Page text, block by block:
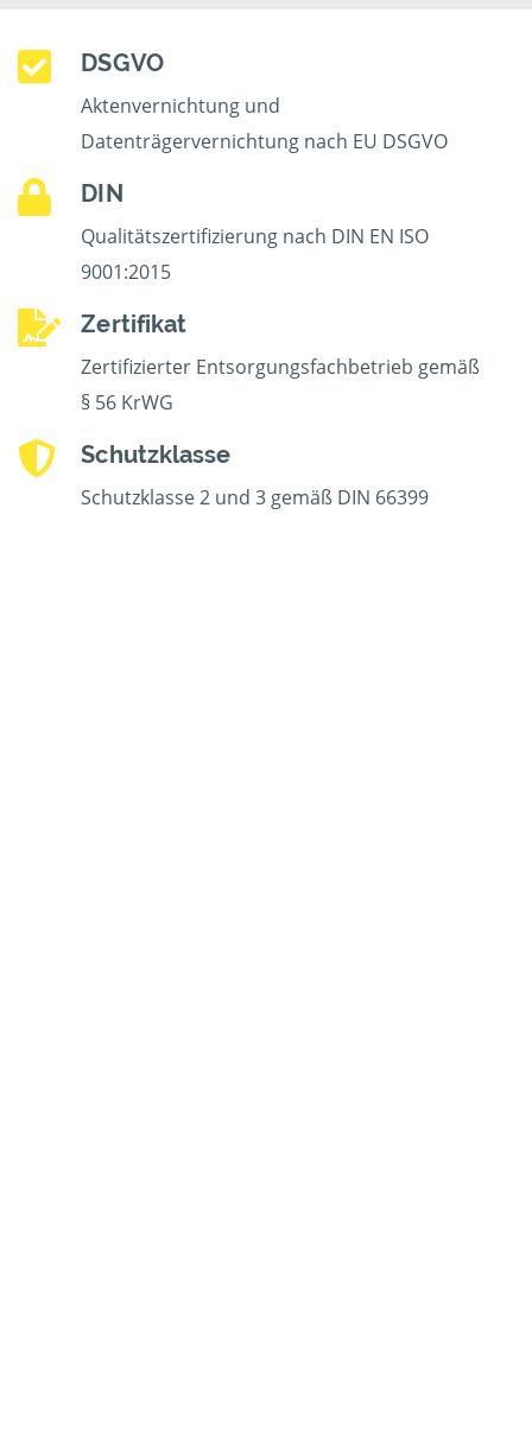
DSGVO
Aktenvernichtung und
Datenträgervernichtung nach EU DSGVO
DIN
Qualitätszertifizierung nach DIN EN ISO
9001:2015
Zertifikat
Zertifizierter Entsorgungsfachbetrieb gemäß
§ 56 KrWG
Schutzklasse
Schutzklasse 2 und 3 gemäß DIN 66399